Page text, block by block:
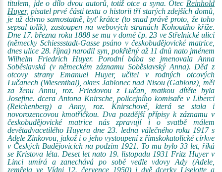
titulem, jde o dílo dvou autorů, totiž otce a syna. Otec Reinhold
Huyer, pisatel prvé části textu o historii tří starých zdejších domů,
je už dávno samostatně, byť krátce (to snad právě proto, že toho
sepsal tolik), zastoupen na webových stranách Kohoutího kříže.
Dne 17. března roku 1888 se mu v domě čp. 23 ve Střelnické ulici
(německy Schiessstadt-Gasse psáno v českobudějovické matrice,
dnes ulice 28. října) narodil syn, pokřtěný až 11 dnů nato jménem
Wilhelm Friedrich Huyer. Porodní bába se jmenovala Anna
Soběslavská (v německém záznamu Soběslavský Anna). Děd z
otcovy strany Emanuel Huyer, učitel v rodných otcových
Lučanech (Wiesenthal), okres Jablonec nad Nisou (Gablonz), měl
za ženu Annu, roz. Friedovou z Lučan, matkou dítěte byla
Josefine. dcera Antona Knirsche, policejního komisaře v Liberci
(Reichenberg) a Anny, roz. Knirschové, která se stala i
novorozencovou kmotřičkou. Dva pozdější přípisy k záznamu v
českobudějovické matrice nás zpravují i o svatbě málem
devětadvacetilého Huyera dne 23. ledna válečného roku 1917 s
Adele Zinkovou, jakož i o jeho vystoupení z římskokatolické církve
v Českých Budějovicích na podzim 1921. To mu bylo 33 let, říká
se Kristova léta. Deset let nato 19. listopadu 1931 Fritz Huyer v
Linci umírá a zanechává po sobě vedle vdovy Ady (Adele,
zemřela ve Vídni 12. července 1950) i dvě dcerky Liselotte a